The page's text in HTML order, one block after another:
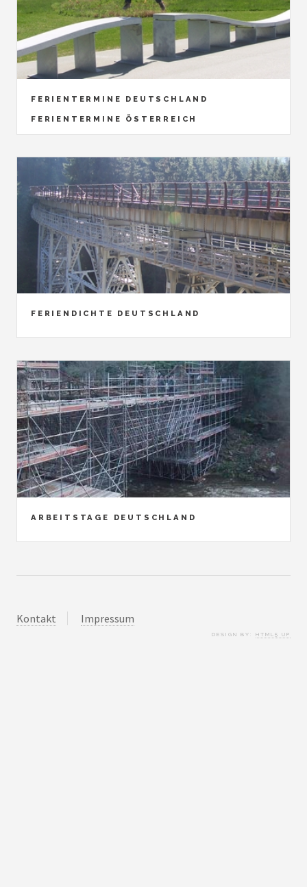
FERIENTERMINE DEUTSCHLAND
FERIENTERMINE ÖSTERREICH
FERIENDICHTE DEUTSCHLAND
ARBEITSTAGE DEUTSCHLAND
Kontakt Impressum
DESIGN BY: HTML5 UP